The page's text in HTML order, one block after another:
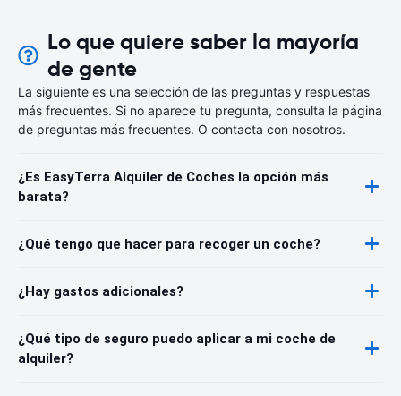
Lo que quiere saber la mayoría
de gente
La siguiente es una selección de las preguntas y respuestas
más frecuentes. Si no aparece tu pregunta, consulta la página
de preguntas más frecuentes. O contacta con nosotros.
¿Es EasyTerra Alquiler de Coches la opción más
barata?
¿Qué tengo que hacer para recoger un coche?
¿Hay gastos adicionales?
¿Qué tipo de seguro puedo aplicar a mi coche de
alquiler?